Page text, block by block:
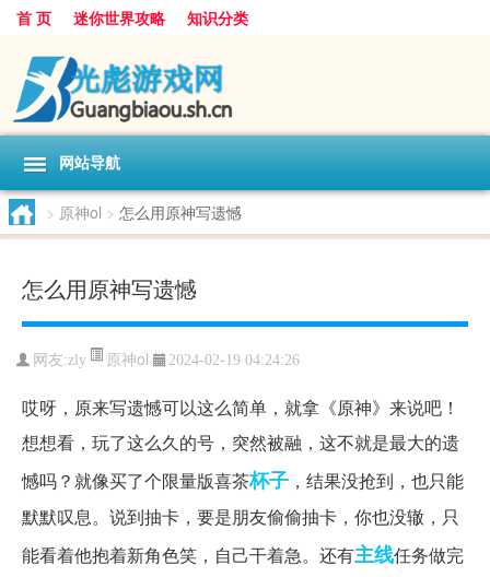
首 页 迷你世界攻略 知识分类
网站导航
> 原神ol > 怎么用原神写遗憾
怎么用原神写遗憾
网友:zly 原神ol 2024-02-19 04:24:26
哎呀，原来写遗憾可以这么简单，就拿《原神》来说吧！
想想看，玩了这么久的号，突然被融，这不就是最大的遗
憾吗？就像买了个限量版喜茶杯子 ，结果没抢到，也只能
默默叹息。说到抽卡，要是朋友偷偷抽卡，你也没辙，只
能看着他抱着新角色笑，自己干着急。还有主线任务做完